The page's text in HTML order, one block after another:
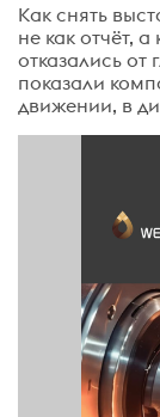
Как снять
не как отчёт,
отказались
показали
движении, в